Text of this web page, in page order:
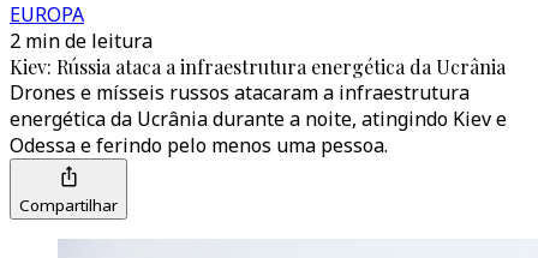
EUROPA
2 min de leitura
Kiev: Rússia ataca a infraestrutura energética da Ucrânia
Drones e mísseis russos atacaram a infraestrutura
energética da Ucrânia durante a noite, atingindo Kiev e
Odessa e ferindo pelo menos uma pessoa.
Compartilhar